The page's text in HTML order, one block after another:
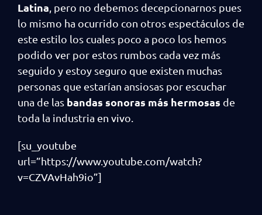
Latina , pero no debemos decepcionarnos pues
lo mismo ha ocurrido con otros espectáculos de
este estilo los cuales poco a poco los hemos
podido ver por estos rumbos cada vez más
seguido y estoy seguro que existen muchas
personas que estarían ansiosas por escuchar
una de las bandas sonoras más hermosas de
toda la industria en vivo.
[su_youtube
url=”https://www.youtube.com/watch?
v=CZVAvHah9io”]